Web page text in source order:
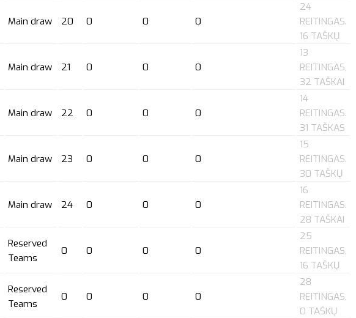
Main draw 20 0 0 0
24
REITINGAS.
16 TAŠKŲ
Main draw 21 0 0 0
13
REITINGAS,
32 TAŠKAI
Main draw 22 0 0 0
14
REITINGAS.
31 TAŠKAS
Main draw 23 0 0 0
15
REITINGAS.
30 TAŠKŲ
Main draw 24 0 0 0
16
REITINGAS.
28 TAŠKAI
Reserved
Teams
0 0 0 0
25
REITINGAS,
16 TAŠKŲ
Reserved
Teams
0 0 0 0
28
REITINGAS,
0 TAŠKŲ